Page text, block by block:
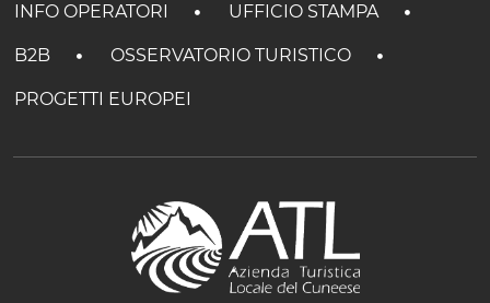
INFO OPERATORI UFFICIO STAMPA
B2B OSSERVATORIO TURISTICO
PROGETTI EUROPEI